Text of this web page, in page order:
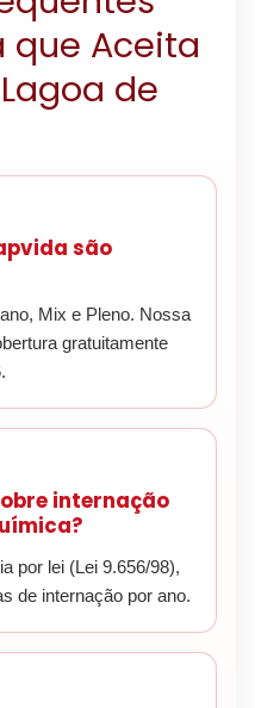
que Aceita
de
são
Mix e Pleno. Nossa
gratuitamente
internação
por lei (Lei 9.656/98),
de internação por ano.